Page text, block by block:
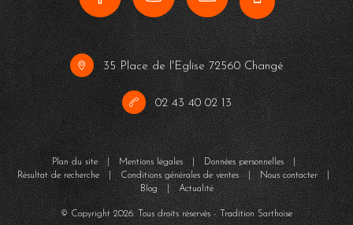
35 Place de l'Eglise 72560 Changé
02 43 40 02 13
Plan du site| Mentions légales| Données personnelles|
Résultat de recherche| Conditions générales de ventes | Nous contacter|
Blog| Actualité
© Copyright2026. Tous droits réservés - Tradition Sarthoise